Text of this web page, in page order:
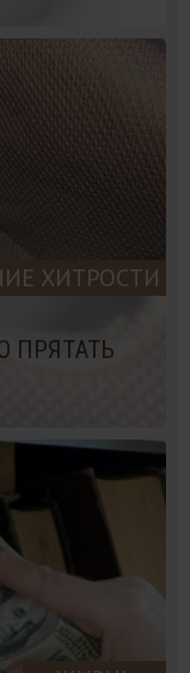
ХИТРОСТИ
ПРЯТАТЬ